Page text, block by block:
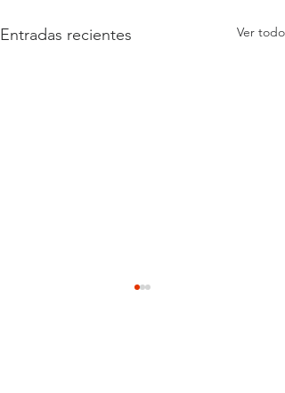
Entradas recientes Ver todo